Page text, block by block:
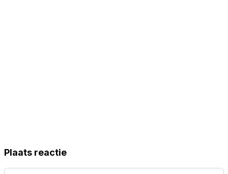
Plaats reactie